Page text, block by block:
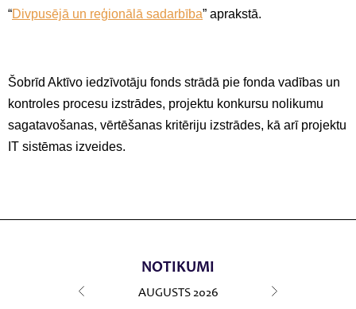
“Divpusējā un reģionālā sadarbība” aprakstā.
Šobrīd Aktīvo iedzīvotāju fonds strādā pie fonda vadības un
kontroles procesu izstrādes, projektu konkursu nolikumu
sagatavošanas, vērtēšanas kritēriju izstrādes, kā arī projektu
IT sistēmas izveides.
NOTIKUMI
AUGUSTS 2026